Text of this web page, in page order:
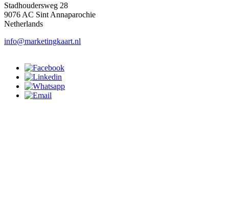
Stadhoudersweg 28
9076 AC Sint Annaparochie
Netherlands
info@marketingkaart.nl